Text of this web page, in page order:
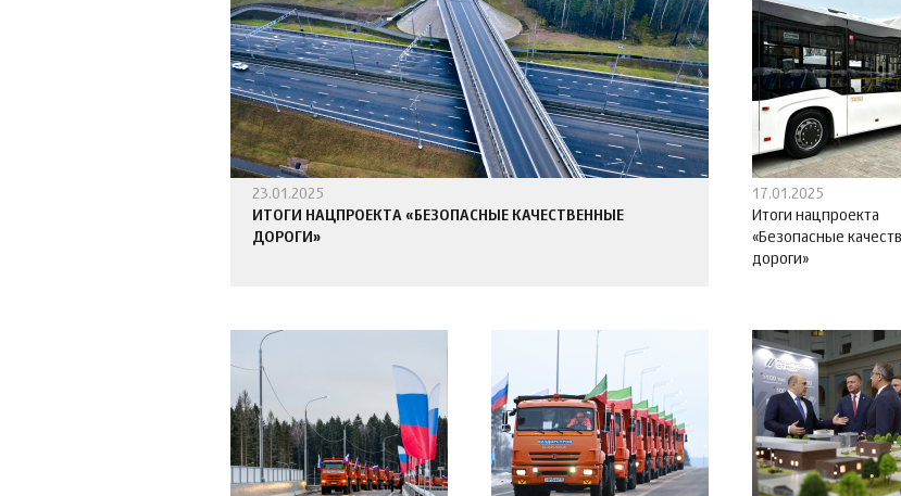
23.01.2025
ИТОГИ НАЦПРОЕКТА «БЕЗОПАСНЫЕ КАЧЕСТВЕННЫЕ
ДОРОГИ»
17.01.2025
Итоги нацпроекта
«Безопасные
дороги»